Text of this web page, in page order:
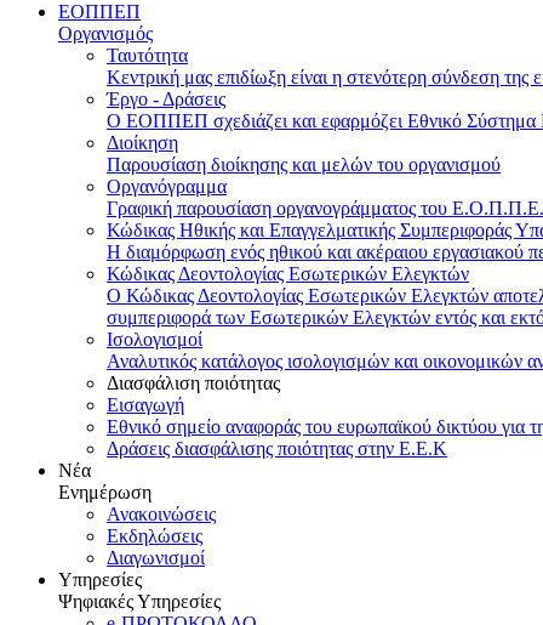
ΕΟΠΠΕΠ
Οργανισμός
Ταυτότητα
Κεντρική μας επιδίωξη είναι η στενότερη σύνδεση της
Έργο - Δράσεις
Ο ΕΟΠΠΕΠ σχεδιάζει και εφαρμόζει Eθνικό Σύστημα
Διοίκηση
Παρουσίαση διοίκησης και μελών του οργανισμού
Οργανόγραμμα
Γραφική παρουσίαση οργανογράμματος του
Κώδικας Ηθικής και Επαγγελματικής Συμπεριφοράς
Η διαμόρφωση ενός ηθικού και ακέραιου εργασιακού
Κώδικας Δεοντολογίας Εσωτερικών Ελεγκτών
Ο Κώδικας Δεοντολογίας Εσωτερικών Ελεγκτών
συμπεριφορά των Εσωτερικών Ελεγκτών εντός και
Ισολογισμοί
Αναλυτικός κατάλογος ισολογισμών και οικονομικών
Διασφάλιση ποιότητας
Εισαγωγή
Εθνικό σημείο αναφοράς του ευρωπαϊκού δικτύου για
Δράσεις διασφάλισης ποιότητας στην Ε.Ε.Κ
Νέα
Ενημέρωση
Ανακοινώσεις
Εκδηλώσεις
Διαγωνισμοί
Υπηρεσίες
Ψηφιακές Υπηρεσίες